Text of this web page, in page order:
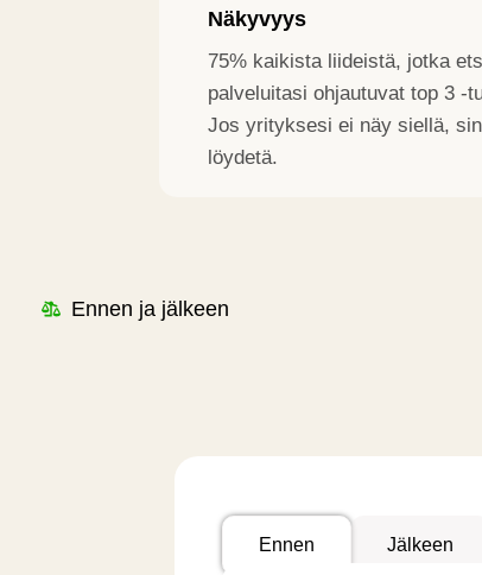
Näkyvyys
75% kaikista liideistä, jotka
palveluitasi ohjautuvat top 3 -
Jos yrityksesi ei näy siellä,
löydetä.
Ennen ja jälkeen
Ennen Jälkeen